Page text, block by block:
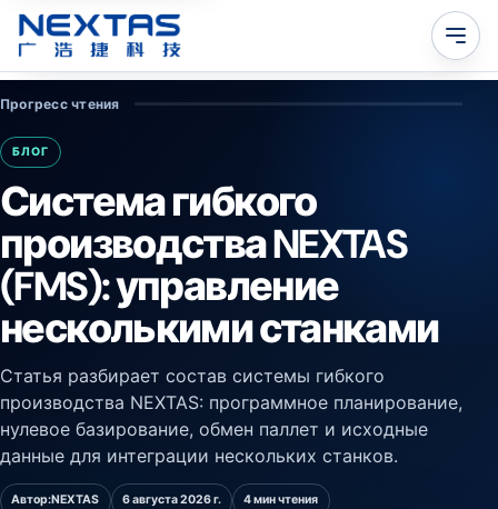
Прогресс чтения
БЛОГ
Система гибкого
производства NEXTAS
(FMS): управление
несколькими станками
Статья разбирает состав системы гибкого
производства NEXTAS: программное планирование,
нулевое базирование, обмен паллет и исходные
данные для интеграции нескольких станков.
Автор:NEXTAS 6 августа 2026 г. 4 мин чтения